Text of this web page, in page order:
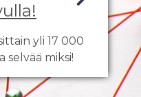
yli 17 000
selvää miksi!